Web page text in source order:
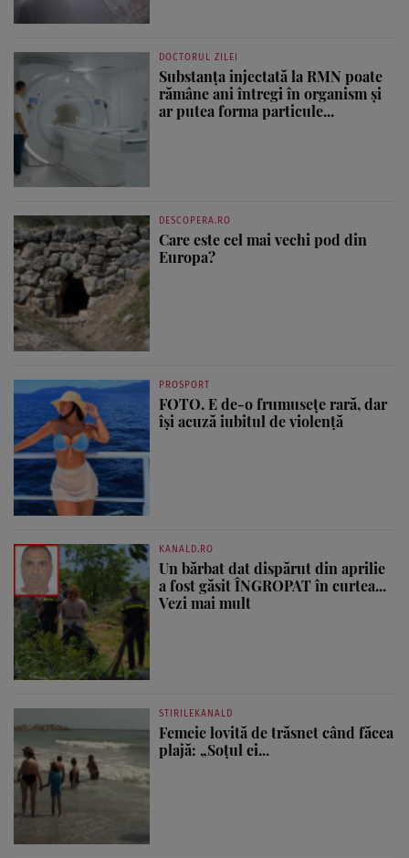
DOCTORUL ZILEI
Substanța injectată la RMN poate
rămâne ani întregi în organism și
ar putea forma particule...
DESCOPERA.RO
Care este cel mai vechi pod din
Europa?
PROSPORT
FOTO. E de-o frumusețe rară, dar
își acuză iubitul de violență
KANALD.RO
Un bărbat dat dispărut din aprilie
a fost găsit ÎNGROPAT în curtea...
Vezi mai mult
STIRILEKANALD
Femeie lovită de trăsnet când făcea
plajă: „Soțul ei...